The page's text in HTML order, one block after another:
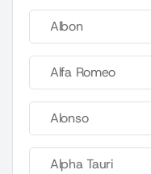
Albon
Alfa Romeo
Alonso
Alpha Tauri